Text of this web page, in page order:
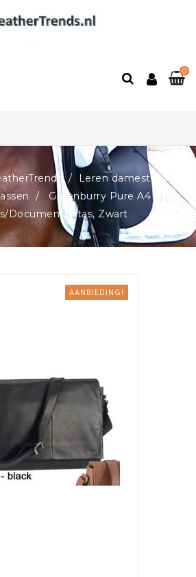
0
Leren damestassen
Greenburry Pure A4
Documententas, Zwart
AANBIEDING!